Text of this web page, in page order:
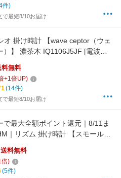
件)
で最短8/10お届け
オ 掛け時計 【wave ceptor（ウェ
）】 濃茶木 IQ1106J5JF [電波自
][IQ1106J5JF]
料無料
+1倍UP)
(14件)
で最短8/10お届け
で最大全額ポイント還元｜8/11ま
｜リズム 掛け時計 【スモールワ
ド】 緑 4MN523RH05 [電波自動
送料無料
倍)
(5件)